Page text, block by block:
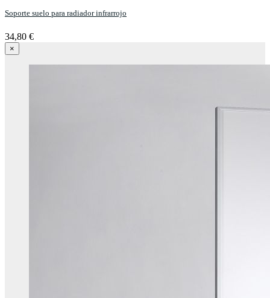
Soporte suelo para radiador infrarrojo
34,80 €
×